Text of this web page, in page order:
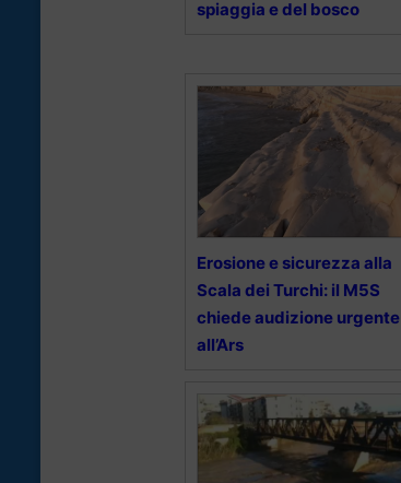
spiaggia e del bosco
Erosione e sicurezza alla
Scala dei Turchi: il M5S
chiede audizione urgente
all’Ars